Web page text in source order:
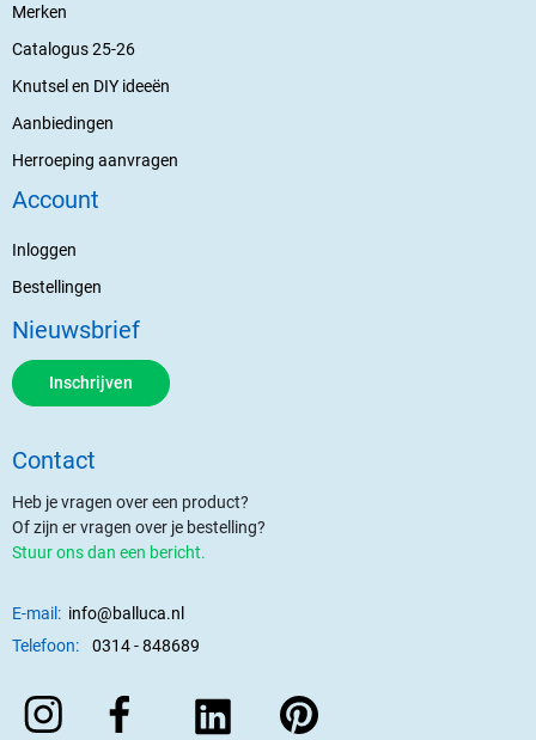
Merken
Catalogus 25-26
Knutsel en DIY ideeën
Aanbiedingen
Herroeping aanvragen
Account
Inloggen
Bestellingen
Nieuwsbrief
Inschrijven
Contact
Heb je vragen over een product?
Of zijn er vragen over je bestelling?
Stuur ons dan een bericht.
E-mail: info@balluca.nl
Telefoon:
0314 - 848689